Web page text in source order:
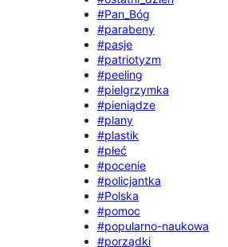
#Pan_Bóg
#parabeny
#pasje
#patriotyzm
#peeling
#pielgrzymka
#pieniądze
#plany
#plastik
#płeć
#pocenie
#policjantka
#Polska
#pomoc
#popularno-naukowa
#porządki